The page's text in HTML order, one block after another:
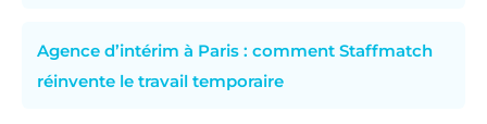
Agence d’intérim à Paris : comment Staffmatch
réinvente le travail temporaire